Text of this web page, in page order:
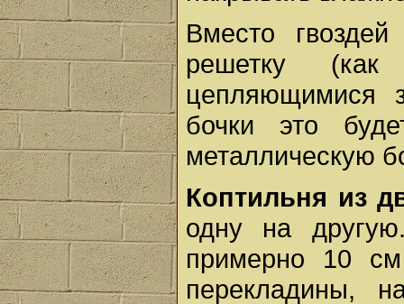
Вместо
решетку
цепляющимися
бочки это
металлическую
Коптильня из
одну на
примерно 10
перекладины,